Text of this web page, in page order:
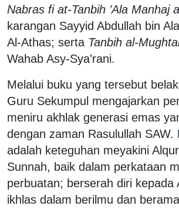
Nabras fi at-Tanbih ’Ala Manhaj
karangan Sayyid Abdullah bin
Al-Athas; serta Tanbih al-
Wahab Asy-Sya'rani.
Melalui buku yang tersebut
Guru Sekumpul mengajarkan
meniru akhlak generasi emas
dengan zaman Rasulullah SAW.
adalah keteguhan meyakini
Sunnah, baik dalam perkataan
perbuatan; berserah diri kepada
ikhlas dalam berilmu dan